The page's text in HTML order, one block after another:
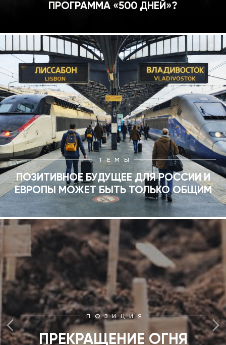
ПРОГРАММА «500 ДНЕЙ»?
ТЕМЫ
ПОЗИТИВНОЕ БУДУЩЕЕ ДЛЯ РОССИИ И
ЕВРОПЫ МОЖЕТ БЫТЬ ТОЛЬКО ОБЩИМ
ПОЗИЦИЯ
ПРЕКРАЩЕНИЕ ОГНЯ